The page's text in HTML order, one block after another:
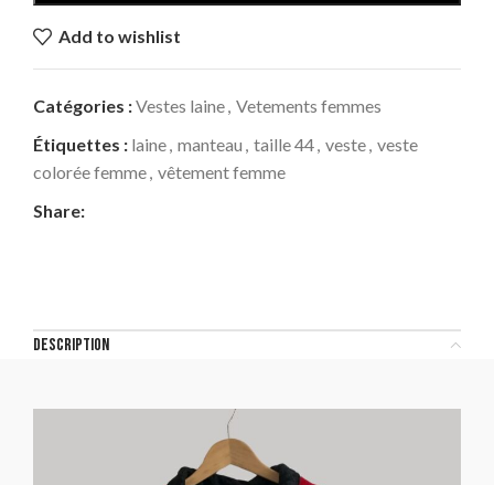
Add to wishlist
Catégories :Vestes laine Vetements femmes
Étiquettes : laine manteau taille 44 veste veste
colorée femme vêtement femme
Share:
DESCRIPTION